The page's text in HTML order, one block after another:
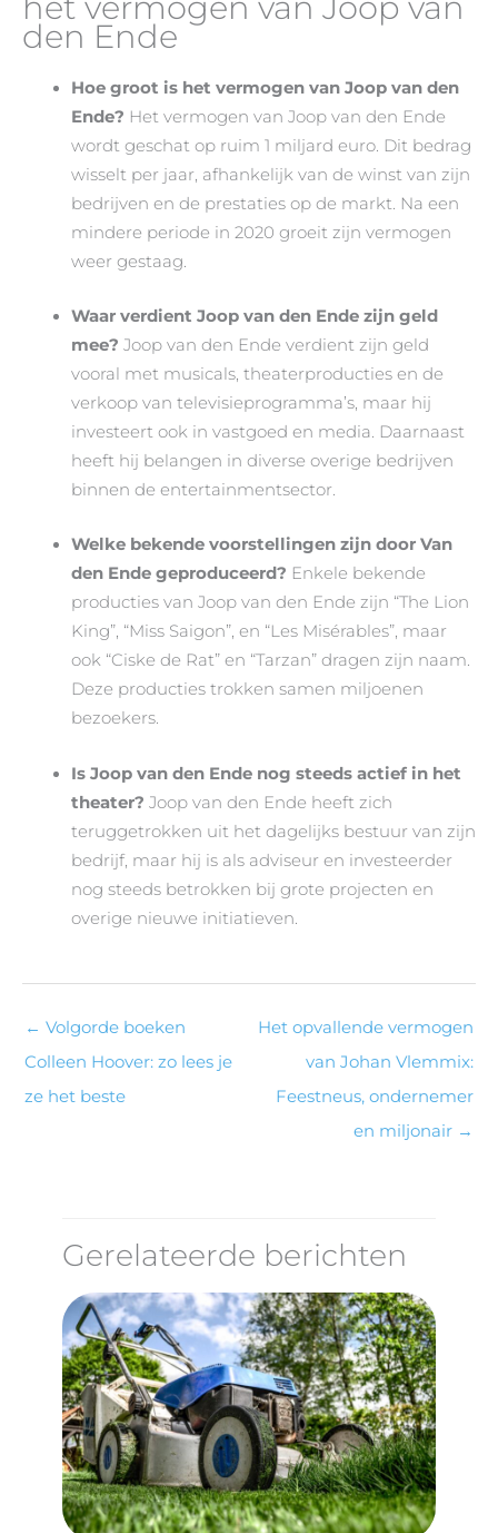
den Ende
Hoe groot is het vermogen van Joop van den
Ende? Het vermogen van Joop van den Ende
wordt geschat op ruim 1 miljard euro. Dit bedrag
wisselt per jaar, afhankelijk van de winst van zijn
bedrijven en de prestaties op de markt. Na een
mindere periode in 2020 groeit zijn vermogen
weer gestaag.
Waar verdient Joop van den Ende zijn geld
mee? Joop van den Ende verdient zijn geld
vooral met musicals, theaterproducties en de
verkoop van televisieprogramma’s, maar hij
investeert ook in vastgoed en media. Daarnaast
heeft hij belangen in diverse overige bedrijven
binnen de entertainmentsector.
Welke bekende voorstellingen zijn door Van
den Ende geproduceerd? Enkele bekende
producties van Joop van den Ende zijn “The Lion
King”, “Miss Saigon”, en “Les Misérables”, maar
ook “Ciske de Rat” en “Tarzan” dragen zijn naam.
Deze producties trokken samen miljoenen
bezoekers.
Is Joop van den Ende nog steeds actief in het
theater? Joop van den Ende heeft zich
teruggetrokken uit het dagelijks bestuur van zijn
bedrijf, maar hij is als adviseur en investeerder
nog steeds betrokken bij grote projecten en
overige nieuwe initiatieven.
← Volgorde boeken
Colleen Hoover: zo lees je
ze het beste
Het opvallende vermogen
van Johan Vlemmix:
Feestneus, ondernemer
en miljonair →
Gerelateerde berichten